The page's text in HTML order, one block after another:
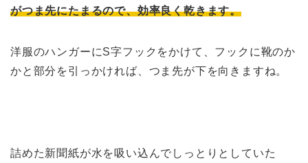
がつま先にたまるので、効率良く乾きます。
洋服のハンガーにS字フックをかけて、フックに靴のか
かと部分を引っかければ、つま先が下を向きますね。
詰めた新聞紙が水を吸い込んでしっとりとしていた